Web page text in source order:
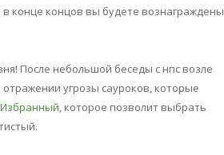
конце концов вы будете вознаграждены
После небольшой беседы с нпс возле
угрозы сауроков, которые
Избранный, которое позволит выбрать